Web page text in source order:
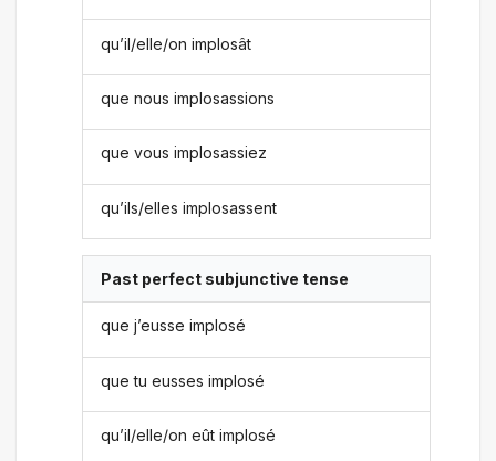
qu’il/elle/on implosât
que nous implosassions
que vous implosassiez
qu’ils/elles implosassent
Past perfect subjunctive tense
que j’eusse implosé
que tu eusses implosé
qu’il/elle/on eût implosé